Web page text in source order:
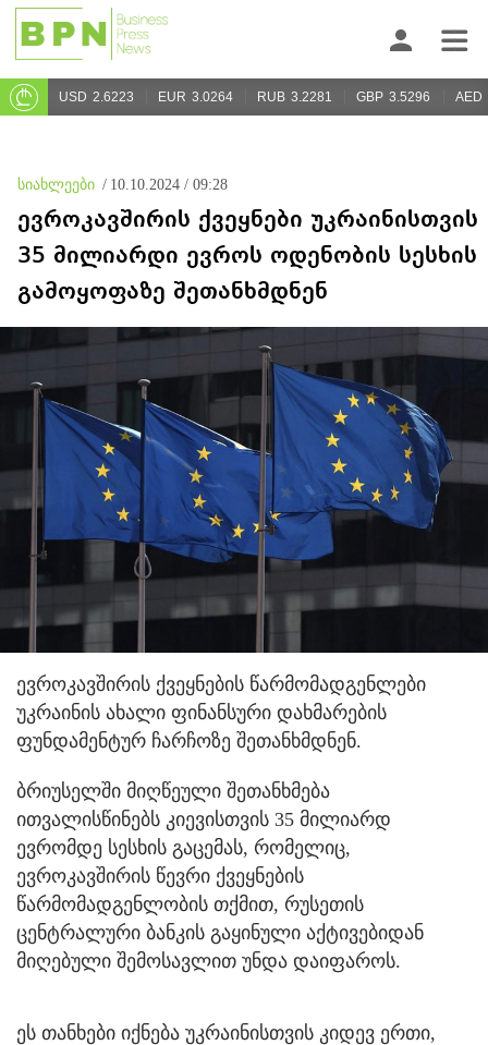
USD 2.6223 EUR 3.0264 RUB 3.2281 GBP 3.5296 AED
სიახლეები / 10.10.2024 / 09:28
ევროკავშირის ქვეყნები უკრაინისთვის
35 მილიარდი ევროს ოდენობის სესხის
გამოყოფაზე შეთანხმდნენ
ევროკავშირის ქვეყნების წარმომადგენლები
უკრაინის ახალი ფინანსური დახმარების
ფუნდამენტურ ჩარჩოზე შეთანხმდნენ.
ბრიუსელში მიღწეული შეთანხმება
ითვალისწინებს კიევისთვის 35 მილიარდ
ევრომდე სესხის გაცემას, რომელიც,
ევროკავშირის წევრი ქვეყნების
წარმომადგენლობის თქმით, რუსეთის
ცენტრალური ბანკის გაყინული აქტივებიდან
მიღებული შემოსავლით უნდა დაიფაროს.
ეს თანხები იქნება უკრაინისთვის კიდევ ერთი,